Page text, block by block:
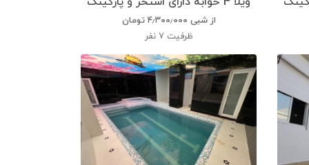
از شبی ۴٫۳۰۰٫۰۰۰ تومان
ظرفیت 7 نفر